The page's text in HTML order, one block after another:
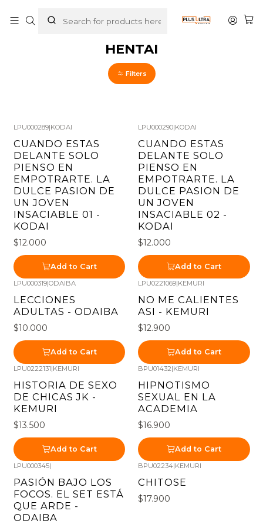
HENTAI
Filters
LPU000289|KODAI
CUANDO ESTAS
DELANTE SOLO
PIENSO EN
EMPOTRARTE. LA
DULCE PASION DE
UN JOVEN
INSACIABLE 01 -
KODAI
$12.000
Add to Cart
LPU000290|KODAI
CUANDO ESTAS
DELANTE SOLO
PIENSO EN
EMPOTRARTE. LA
DULCE PASION DE
UN JOVEN
INSACIABLE 02 -
KODAI
$12.000
Add to Cart
LPU000319|ODAIBA
LECCIONES
ADULTAS - ODAIBA
$10.000
Add to Cart
LPU0221069|KEMURI
NO ME CALIENTES
ASI - KEMURI
$12.900
Add to Cart
LPU0222131|KEMURI
HISTORIA DE SEXO
DE CHICAS JK -
KEMURI
$13.500
Add to Cart
BPU01432|KEMURI
HIPNOTISMO
SEXUAL EN LA
ACADEMIA
$16.900
Add to Cart
LPU000345|
PASIÓN BAJO LOS
FOCOS. EL SET ESTÁ
QUE ARDE -
ODAIBA
BPU02234|KEMURI
CHITOSE
$17.900